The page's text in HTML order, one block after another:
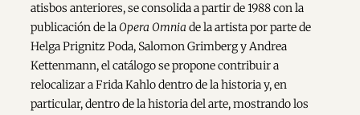
atisbos anteriores, se consolida a partir de 1988 con la
publicación de la Opera Omnia de la artista por parte de
Helga Prignitz Poda, Salomon Grimberg y Andrea
Kettenmann, el catálogo se propone contribuir a
relocalizar a Frida Kahlo dentro de la historia y, en
particular, dentro de la historia del arte, mostrando los